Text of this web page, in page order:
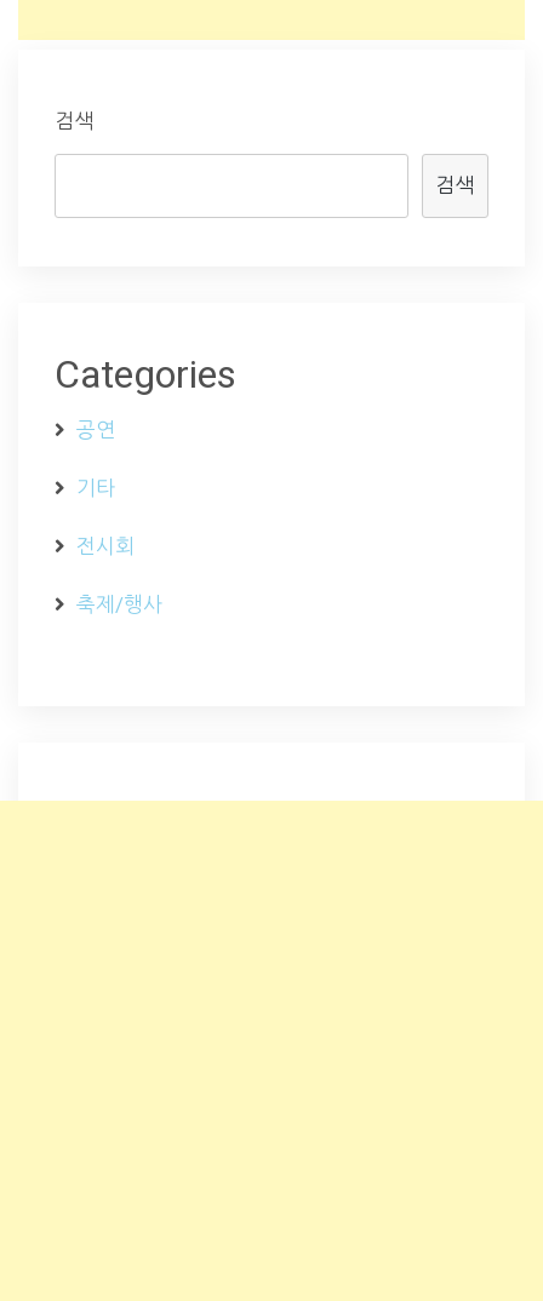
검색
검색
Categories
공연
기타
전시회
축제/행사